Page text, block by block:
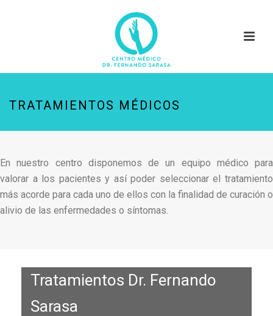
TRATAMIENTOS MÉDICOS
En nuestro centro disponemos de un equipo médico para
valorar a los pacientes y así poder seleccionar el tratamiento
más acorde para cada uno de ellos con la finalidad de curación o
alivio de las enfermedades o síntomas.
Tratamientos Dr. Fernando
Sarasa